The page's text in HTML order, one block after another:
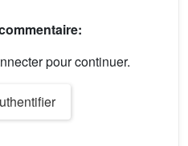
pour continuer.